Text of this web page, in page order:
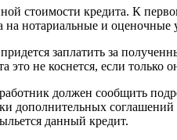
стоимости кредита. К
нотариальные и оценочные
придется заплатить за
это не коснется, если
должен сообщить
дополнительных
данный кредит.